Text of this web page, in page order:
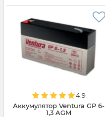
4.9
Аккумулятор Ventura GP 6-
1,3 AGM